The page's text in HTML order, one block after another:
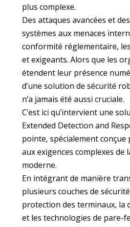
plus complexe.
Des attaques avancées et
systèmes aux menaces
conformité réglementaire,
et exigeants. Alors que les
étendent leur présence
d’une solution de sécurité
n’a jamais été aussi cruciale.
C’est ici qu’intervient une
Extended Detection and
pointe, spécialement
aux exigences complexes de
moderne.
En intégrant de manière
plusieurs couches de
protection des terminaux, la
et les technologies de pare-